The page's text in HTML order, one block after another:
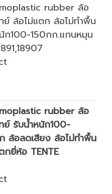
rubber ล้อ
ล้อไม่แตก ล้อไม่ทำพื้น
ก100-150กก.แกนหมุน
rubber ล้อ
รับน้ำหนัก100-
ล้อลดเสียง ล้อไม่ทำพื้น
กยี่ห้อ TENTE